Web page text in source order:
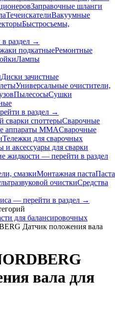
Заправочные шланги
ТечеискателиВакуумные
Быстросъемы,
раздел →
подкатныеРемонтные
Лампы
Диски зачистные
Универсальные очистители,
ПылесосыСушки
в раздел →
сварки cпоттерыСварочные
аппараты MMAСварочные
Тележки для сварочных
и аксессуары для сварки
жидкости — перейти в раздел
смазкиМонтажная пастаПаста
очисткиСредства
— перейти в раздел →
для балансировочных
Датчик положения вала
вала для